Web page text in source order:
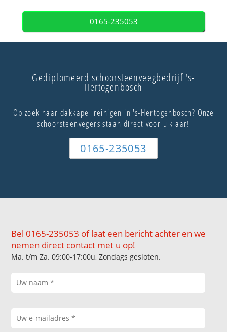
0165-235053
Gediplomeerd schoorsteenveegbedrijf 's-
Hertogenbosch
Op zoek naar dakkapel reinigen in 's-Hertogenbosch? Onze
schoorsteenvegers staan direct voor u klaar!
0165-235053
Bel 0165-235053 of laat een bericht achter en we
nemen direct contact met u op!
Ma. t/m Za. 09:00-17:00u, Zondags gesloten.